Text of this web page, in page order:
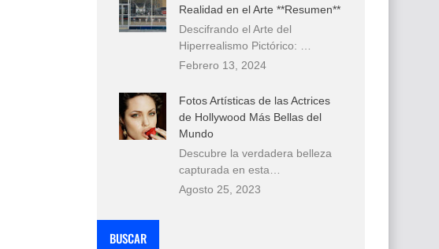
Realidad en el Arte **Resumen**
Descifrando el Arte del
Hiperrealismo Pictórico: …
Febrero 13, 2024
Fotos Artísticas de las Actrices
de Hollywood Más Bellas del
Mundo
Descubre la verdadera belleza
capturada en esta…
Agosto 25, 2023
BUSCAR